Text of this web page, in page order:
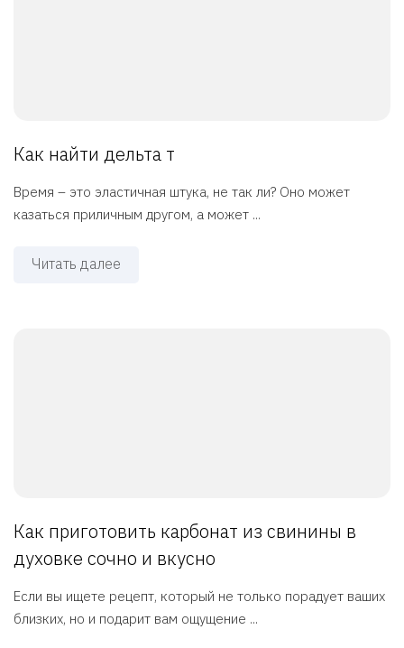
Как найти дельта т
Время – это эластичная штука, не так ли? Оно может
казаться приличным другом, а может ...
Читать далее
Как приготовить карбонат из свинины в
духовке сочно и вкусно
Если вы ищете рецепт, который не только порадует ваших
близких, но и подарит вам ощущение ...